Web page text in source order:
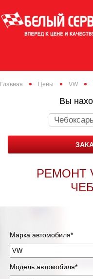
Главная Цены VW
Вы
РЕМОНТ
Марка автомобиля*
Модель автомобиля*